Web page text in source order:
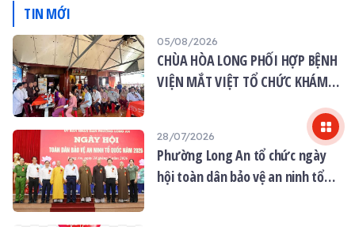
TIN MỚI
05/08/2026
CHÙA HÒA LONG PHỐI HỢP BỆNH
VIỆN MẮT VIỆT TỔ CHỨC KHÁM
28/07/2026
Phường Long An tổ chức ngày
hội toàn dân bảo vệ an ninh tổ